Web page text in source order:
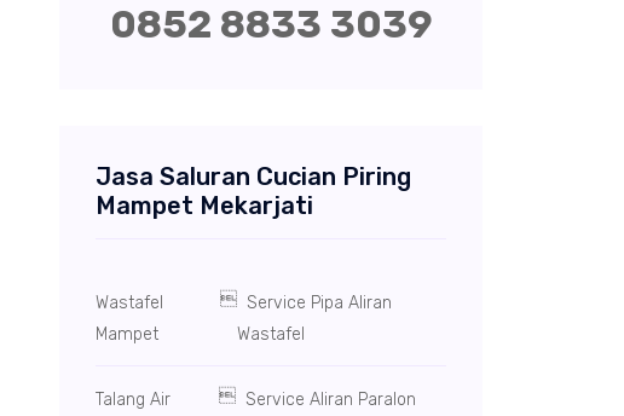
0852 8833 3039
Jasa Saluran Cucian Piring
Mampet Mekarjati
Wastafel
Mampet
 Service Pipa Aliran
Wastafel
Talang Air
Service Aliran Paralon